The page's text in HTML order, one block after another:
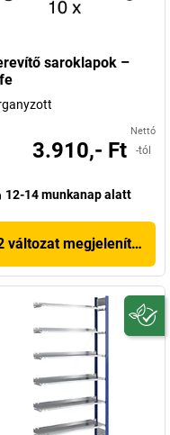
saroklapok –
Nettó
3.910,- Ft -tól
12-14 munkanap alatt
változat megjelenítése